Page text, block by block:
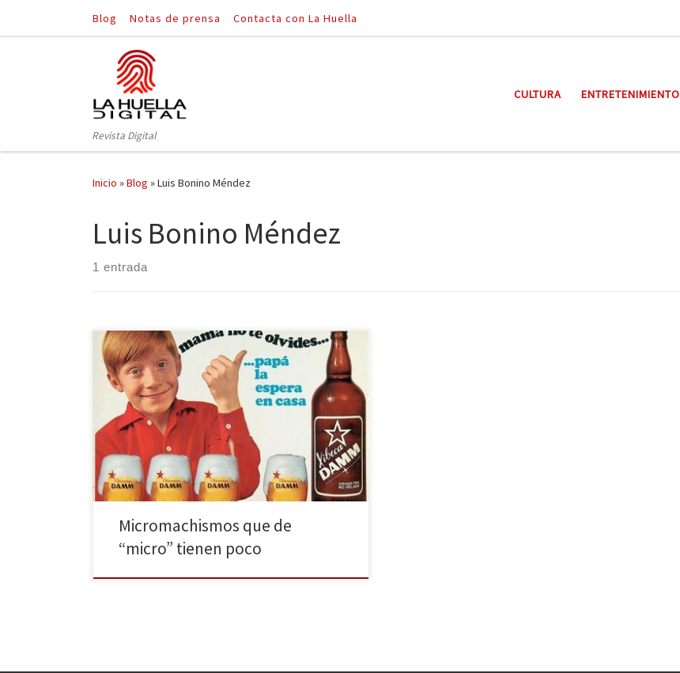
Saltar al contenido
Blog Notas de prensa Contacta con La Huella
Revista Digital
CULTURA ENTRETENIMIENTO
Inicio »Blog »Luis Bonino Méndez
Luis Bonino Méndez
1 entrada
La evolución de la sociedad ha hecho que poco a
poco estén desapareciendo eslóganes como “Pon a
punto la casa mientras bajas de peso”. Sin embargo,
no tenemos más que encender la televisión o abrir un
periódico para ver la gran cantidad de contenidos
sexistas que sigue habiendo hoy en […]
Micromachismos que de
“micro” tienen poco